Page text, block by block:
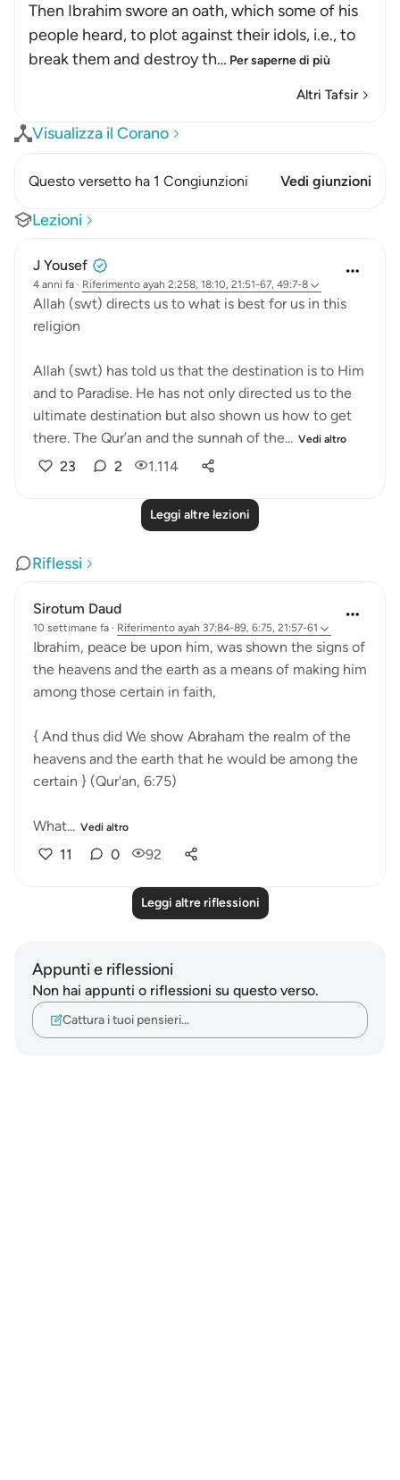
Then Ibrahim swore an oath, which some of his
people heard, to plot against their idols, i.e., to
break them and destroy th… Per saperne di più
Altri Tafsir
Visualizza il Corano
Questo versetto ha 1 Congiunzioni Vedi giunzioni
Lezioni
J Yousef
4 anni fa · Riferimento ayah 2:258, 18:10, 21:51-67, 49:7-8
Allah (swt) directs us to what is best for us in this
religion
Allah (swt) has told us that the destination is to Him
and to Paradise. He has not only directed us to the
ultimate destination but also shown us how to get
there. The Qur’an and the sunnah of the... Vedi altro
23 2 1.114
Leggi altre lezioni
Riflessi
Sirotum Daud
10 settimane fa · Riferimento ayah 37:84-89, 6:75, 21:57-61
Ibrahim, peace be upon him, was shown the signs of
the heavens and the earth as a means of making him
among those certain in faith,
{ And thus did We show Abraham the realm of the
heavens and the earth that he would be among the
certain } (Qur'an, 6:75)
What... Vedi altro
11 0 92
Leggi altre riflessioni
Appunti e riflessioni
Non hai appunti o riflessioni su questo verso.
Cattura i tuoi pensieri…